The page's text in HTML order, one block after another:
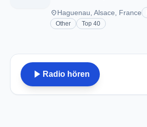
placeHaguenau, Alsace, France
Other
Top 40
play_arrow Radio hören